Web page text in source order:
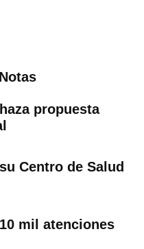
propuesta
Centro de Salud
mil atenciones